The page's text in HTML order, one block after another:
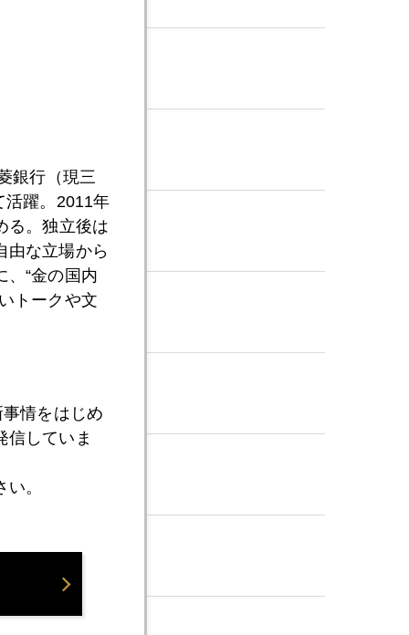
銀行（現三
活躍。2011年
る。独立後は
由な立場から
、“金の国内
トークや文
情をはじめ
信していま
。